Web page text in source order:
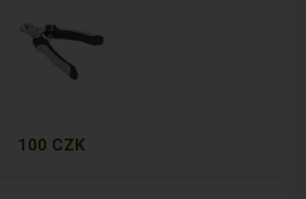
100 CZK